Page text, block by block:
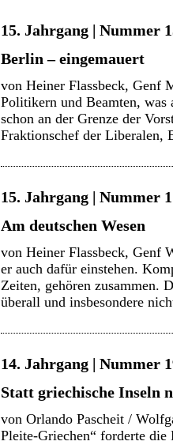
15. Jahrgang | Nummer
Berlin – eingemauert
von Heiner Flassbeck, Genf
Politikern und Beamten,
schon an der Grenze der
Fraktionschef der
15. Jahrgang | Nummer
Am deutschen Wesen
von Heiner Flassbeck, Genf
er auch dafür einstehen.
Zeiten, gehören zusammen.
überall und ins­besondere
14. Jahrgang | Nummer
Statt griechische Inseln
von Orlando Pascheit /
Pleite-Griechen“ forderte